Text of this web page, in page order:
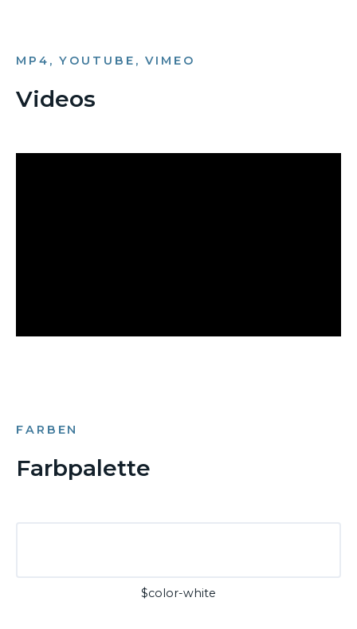
MP4, YOUTUBE, VIMEO
Videos
FARBEN
Farbpalette
$color-white